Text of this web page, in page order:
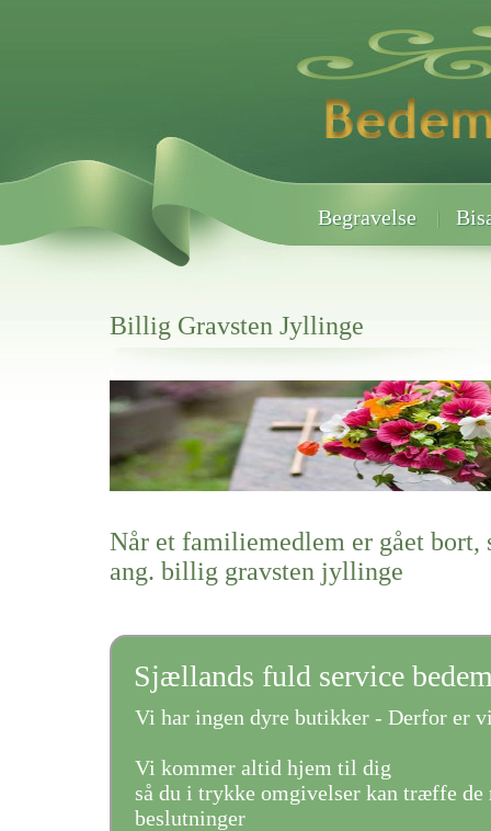
Begravelse
Billig Gravsten Jyllinge
Her hos os får du altid en god afslutning når det gælder
Billig Gravsten Jyllinge
vi hjælper i alle faser af begravelsel
Når et familiemedlem er gået bort,
ang. billig gravsten jyllinge
Sjællands fuld service
Vi har ingen dyre butikker - Derfor er
Vi kommer altid hjem til dig
så du i trykke omgivelser kan træffe de
beslutninger